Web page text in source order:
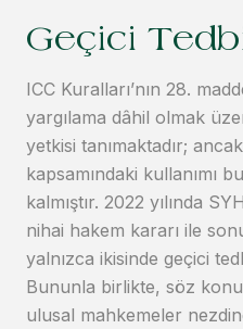
Geçici
ICC Kuralları’nın 28.
yargılama dâhil olmak
yetkisi tanımaktadır;
kapsamındaki kullanımı
kalmıştır. 2022 yılında
nihai hakem kararı ile
yalnızca ikisinde geçici
Bununla birlikte, söz
ulusal mahkemeler